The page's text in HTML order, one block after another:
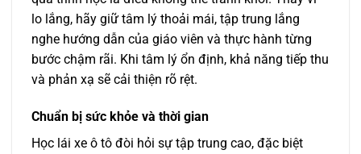
lo lắng, hãy giữ tâm lý thoải mái, tập trung lắng
nghe hướng dẫn của giáo viên và thực hành từng
bước chậm rãi. Khi tâm lý ổn định, khả năng tiếp thu
và phản xạ sẽ cải thiện rõ rệt.
Chuẩn bị sức khỏe và thời gian
Học lái xe ô tô đòi hỏi sự tập trung cao, đặc biệt